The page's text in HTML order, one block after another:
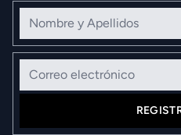
Nombre y Apellidos
Correo electrónico